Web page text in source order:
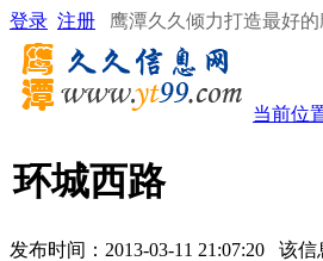
登录 注册 鹰潭久久倾力打造最好
当前位
环城西路
发布时间：2013-03-11 21:07:20 该信